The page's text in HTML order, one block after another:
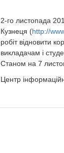
2-го листопада
Кузнеця (http://
робіт відновити
викладачам і
Станом на 7
Центр